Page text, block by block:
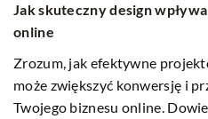
na